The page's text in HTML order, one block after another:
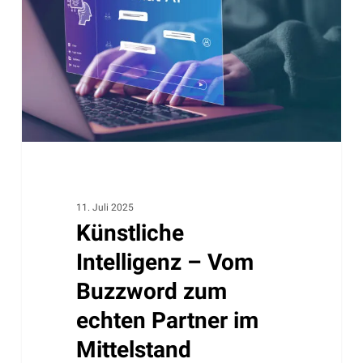
Vom
Buzzword
zum
echten
im
Mittelstand
11. Juli 2025
Künstliche
Intelligenz – Vom
Buzzword zum
echten Partner im
Mittelstand